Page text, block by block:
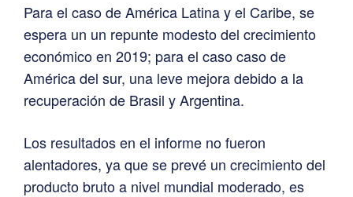
Para el caso de América Latina y el Caribe, se
espera un un repunte modesto del crecimiento
económico en 2019; para el caso caso de
América del sur, una leve mejora debido a la
recuperación de Brasil y Argentina.
Los resultados en el informe no fueron
alentadores, ya que se prevé un crecimiento del
producto bruto a nivel mundial moderado, es